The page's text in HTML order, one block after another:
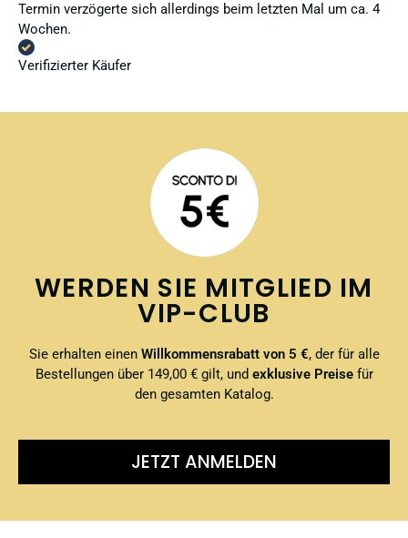
Termin verzögerte sich allerdings beim letzten Mal um ca. 4
Wochen.
Verifizierter Käufer
WERDEN SIE MITGLIED IM
VIP-CLUB
Sie erhalten einenWillkommensrabatt von 5 €, der für alle
Bestellungen über 149,00 € gilt, und exklusive Preisefür
den gesamten Katalog.
JETZT ANMELDEN